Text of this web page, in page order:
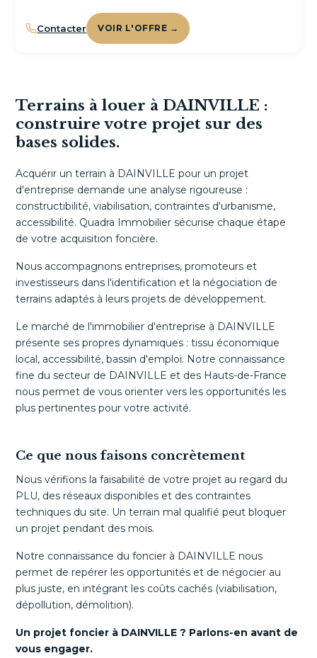
Contacter VOIR L'OFFRE →
Terrains à louer à DAINVILLE :
construire votre projet sur des
bases solides.
Acquérir un terrain à DAINVILLE pour un projet
d'entreprise demande une analyse rigoureuse :
constructibilité, viabilisation, contraintes d'urbanisme,
accessibilité. Quadra Immobilier sécurise chaque étape
de votre acquisition foncière.
Nous accompagnons entreprises, promoteurs et
investisseurs dans l'identification et la négociation de
terrains adaptés à leurs projets de développement.
Le marché de l'immobilier d'entreprise à DAINVILLE
présente ses propres dynamiques : tissu économique
local, accessibilité, bassin d'emploi. Notre connaissance
fine du secteur de DAINVILLE et des Hauts-de-France
nous permet de vous orienter vers les opportunités les
plus pertinentes pour votre activité.
Ce que nous faisons concrètement
Nous vérifions la faisabilité de votre projet au regard du
PLU, des réseaux disponibles et des contraintes
techniques du site. Un terrain mal qualifié peut bloquer
un projet pendant des mois.
Notre connaissance du foncier à DAINVILLE nous
permet de repérer les opportunités et de négocier au
plus juste, en intégrant les coûts cachés (viabilisation,
dépollution, démolition).
Un projet foncier à DAINVILLE ? Parlons-en avant de
vous engager.